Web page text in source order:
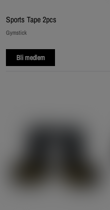
Sports Tape 2pcs
Gymstick
Bli medlem